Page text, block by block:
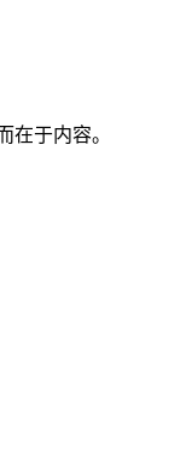
在于内容。